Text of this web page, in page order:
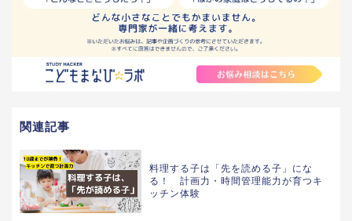
関連記事
料理する子は「先を読める子」にな
る！ 計画力・時間管理能力が育つキ
ッチン体験